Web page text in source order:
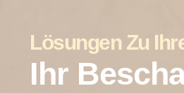
Lösungen Zu
Ihr